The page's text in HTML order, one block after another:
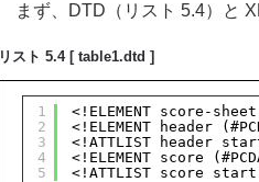
まず、DTD（リスト 5.4）と
リスト 5.4 [ table1.dtd ]
1
2
3
4
5
<!ELEMENT score-
<!ELEMENT header
<!ATTLIST header
<!ELEMENT score
<!ATTLIST score start